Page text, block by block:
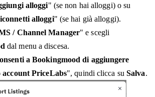
alloggi" (se non hai alloggi) o su
alloggi" (se hai già alloggi).
/ Channel Manager" e scegli
dal menu a discesa.
a Bookingmood di aggiungere
account PriceLabs", quindi clicca su Salva.